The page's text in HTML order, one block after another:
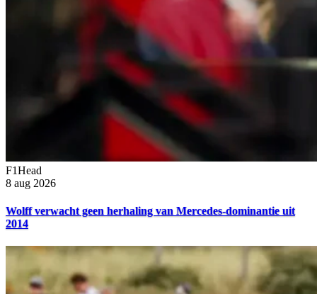
F1Head
8 aug 2026
Wolff verwacht geen herhaling van Mercedes-dominantie uit
2014